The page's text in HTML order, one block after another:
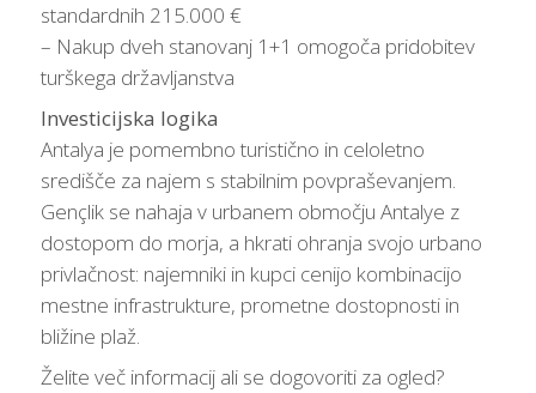
standardnih 215.000 €
– Nakup dveh stanovanj 1+1 omogoča pridobitev
turškega državljanstva
Investicijska logika
Antalya je pomembno turistično in celoletno
središče za najem s stabilnim povpraševanjem.
Gençlik se nahaja v urbanem območju Antalye z
dostopom do morja, a hkrati ohranja svojo urbano
privlačnost: najemniki in kupci cenijo kombinacijo
mestne infrastrukture, prometne dostopnosti in
bližine plaž.
Želite več informacij ali se dogovoriti za ogled?